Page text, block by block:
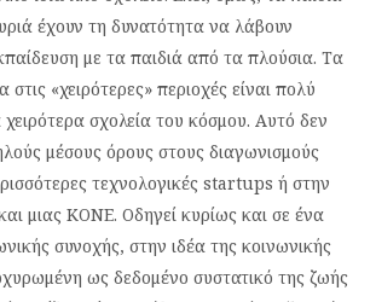
έχουν τη δυνατότητα να λάβουν
με τα παιδιά από τα πλούσια. Τα
στις «χειρότερες» περιοχές είναι πολύ
σχολεία του κόσμου. Αυτό δεν
μέσους όρους στους διαγωνισμούς
τεχνολογικές startups ή στην
μιας KONE. Οδηγεί κυρίως και σε ένα
συνοχής, στην ιδέα της κοινωνικής
ως δεδομένο συστατικό της ζωής